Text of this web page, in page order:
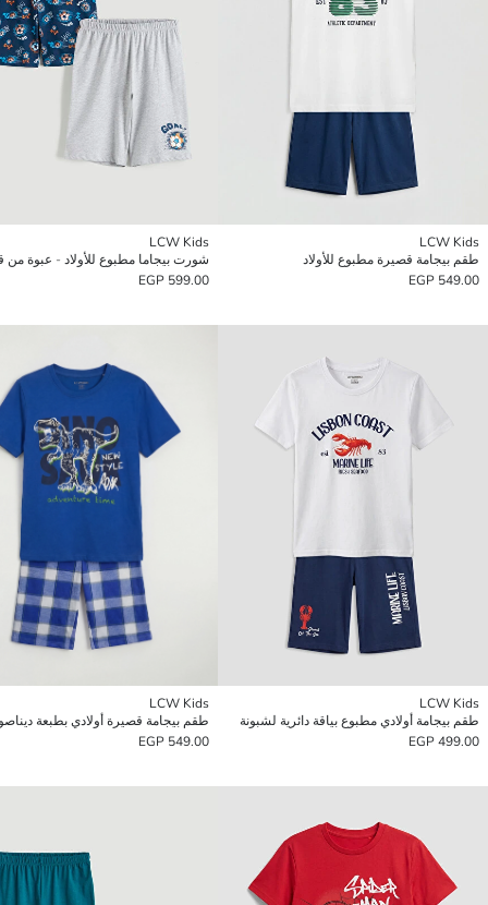
LCW Kids
طقم بيجامة قصيرة مطبوع للأولاد
549.00 EGP
LCW Kids
شورت بيجاما مطبوع للأولاد - عبوة من
599.00 EGP
LCW Kids
طقم بيجامة أولادي مطبوع بياقة دائرية لشبونة
499.00 EGP
LCW Kids
طقم بيجامة قصيرة أولادي بطبعة
549.00 EGP